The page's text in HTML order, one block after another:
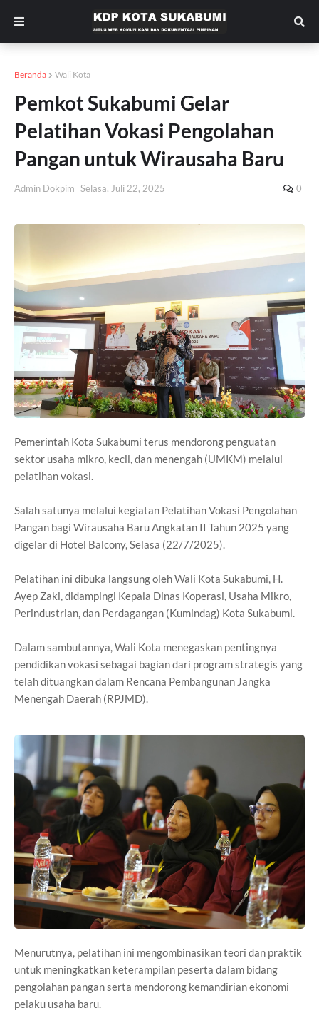
Beranda Wali Kota
Pemkot Sukabumi Gelar
Pelatihan Vokasi Pengolahan
Pangan untuk Wirausaha Baru
Admin Dokpim Selasa, Juli 22, 2025 0
Pemerintah Kota Sukabumi terus mendorong penguatan
sektor usaha mikro, kecil, dan menengah (UMKM) melalui
pelatihan vokasi.
Salah satunya melalui kegiatan Pelatihan Vokasi Pengolahan
Pangan bagi Wirausaha Baru Angkatan II Tahun 2025 yang
digelar di Hotel Balcony, Selasa (22/7/2025).
Pelatihan ini dibuka langsung oleh Wali Kota Sukabumi, H.
Ayep Zaki, didampingi Kepala Dinas Koperasi, Usaha Mikro,
Perindustrian, dan Perdagangan (Kumindag) Kota Sukabumi.
Dalam sambutannya, Wali Kota menegaskan pentingnya
pendidikan vokasi sebagai bagian dari program strategis yang
telah dituangkan dalam Rencana Pembangunan Jangka
Menengah Daerah (RPJMD).
Menurutnya, pelatihan ini mengombinasikan teori dan praktik
untuk meningkatkan keterampilan peserta dalam bidang
pengolahan pangan serta mendorong kemandirian ekonomi
pelaku usaha baru.